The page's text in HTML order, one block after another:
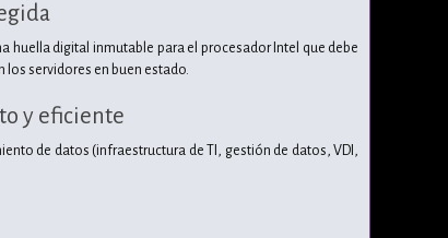
huella digital inmutable para el procesador Intel que debe
los servidores en buen estado.
y eficiente
de datos (infraestructura de TI, gestión de datos, VDI,